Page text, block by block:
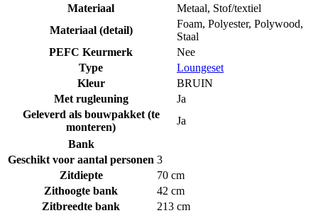
Materiaal
Metaal, Stof/textiel
Materiaal (detail)
Foam, Polyester, Polywood,
Staal
PEFC Keurmerk
Nee
Type
Loungeset
Kleur
BRUIN
Met rugleuning
Ja
Geleverd als bouwpakket (te
monteren)
Ja
Bank
Geschikt voor aantal personen 3
Zitdiepte
70 cm
Zithoogte bank
42 cm
Zitbreedte bank
213 cm